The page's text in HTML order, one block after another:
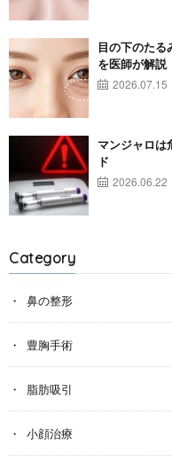
目の下のたる
を医師が解説
2026.07.15
マンジャロは
ド
2026.06.22
Category
鼻の整形
豊胸手術
脂肪吸引
小顔治療